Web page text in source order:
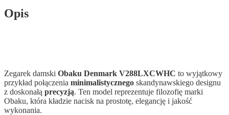
Opis
Zegarek damski Obaku Denmark V288LXCWHC to wyjątkowy
przykład połączenia minimalistycznego skandynawskiego designu
z doskonałą precyzją. Ten model reprezentuje filozofię marki
Obaku, która kładzie nacisk na prostotę, elegancję i jakość
wykonania.